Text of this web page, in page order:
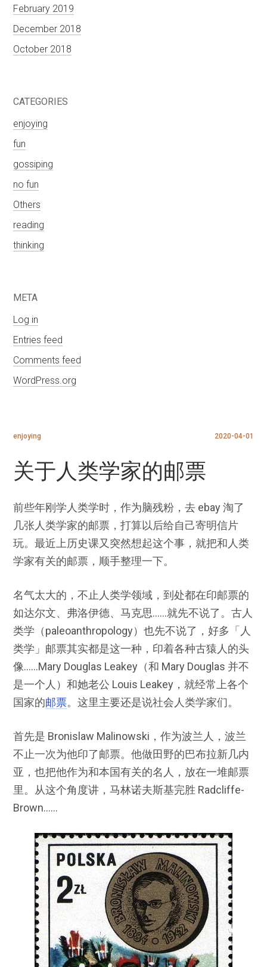
February 2019
December 2018
October 2018
CATEGORIES
enjoying
fun
gossiping
no fun
Others
reading
thinking
META
Log in
Entries feed
Comments feed
WordPress.org
2020-04-01
enjoying
关于人类学家的邮票
前些年刚学人类学时，作为脑残粉，去 ebay 淘了
几张人类学家的邮票，打算以后给自己寄明信片
玩。最近上历史课又突然想起这个事，就把和人类
学家有关的邮票，顺手整理一下。
名气太大的，不止人类学领域，到处都在印邮票的
如达尔文、弗洛伊德、马克思……就先不说了。古人
类学（paleoanthropology）也先不说了，好多「人
类学」邮票其实都是这一种，印着各种古猿人的头
像……Mary Douglas Leakey（和 Mary Douglas 并不
是一个人）和她老公 Louis Leakey，就经常上各个
国家的邮票。这里主要还是说社会人类学家们。
首先是 Bronislaw Malinowski，作为波兰人，波兰
不止一次为他印了邮票。他做田野的巴布拉新几内
亚，也把他作为和本国有关的名人，放在一堆邮票
里。从这个角度讲，马林诺夫斯基完胜 Radcliffe-
Brown……